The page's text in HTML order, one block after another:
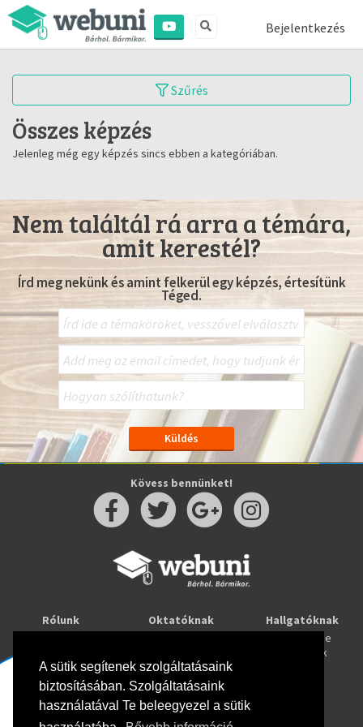
A sütik segítenek szolgáltatásaink
biztosításában. Szolgáltatásaink
használatával Te beleegyezel a sütik
Bejelentkezés
Szűrés
Összes képzés
Jelenleg még egy képzés sincs ebben a kategóriában.
Nem találtál rá arra a témára,
amit kerestél?
Írd meg nekünk és amint felkerül egy képzés, értesítünk
Téged.
Kövess bennünket!
Rólunk
Oktatóknak
Webuni Stúdió
Hallgatóknak
Tanulj online
Képzések
Info
Adatkezelési tájékoztató
ÁSZF